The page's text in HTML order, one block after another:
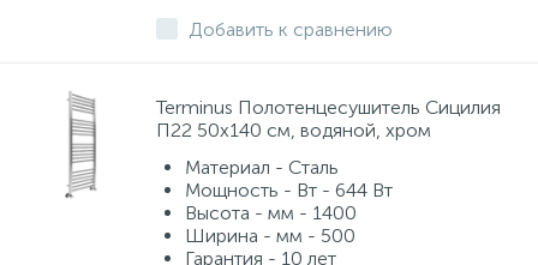
Добавить к сравнению
Terminus Полотенцесушитель Сицилия
П22 50х140 см, водяной, хром
Материал - Сталь
Мощность - Вт - 644 Вт
Высота - мм - 1400
Ширина - мм - 500
Гарантия - 10 лет